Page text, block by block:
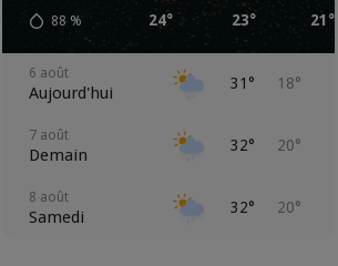
88 % 24° 23° 21°
6 août
Aujourd'hui 31° 18°
7 août
Demain 32° 20°
8 août
Samedi 32° 20°